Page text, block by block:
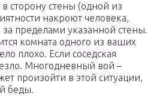
сторону стены (одной из
накроют человека,
пределами указанной стены.
комната одного из ваших
плохо. Если соседская
Многодневный вой –
произойти в этой ситуации,
беды.